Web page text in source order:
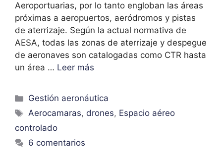
Aeroportuarias, por lo tanto engloban las áreas
próximas a aeropuertos, aeródromos y pistas
de aterrizaje. Según la actual normativa de
AESA, todas las zonas de aterrizaje y despegue
de aeronaves son catalogadas como CTR hasta
un área … Leer más
Gestión aeronáutica
Aerocamaras, drones, Espacio aéreo
controlado
6 comentarios